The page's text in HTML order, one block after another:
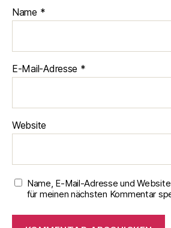
Name *
E-Mail-Adresse *
Website
Name, E-Mail-Adresse und
für meinen nächsten Kommentar